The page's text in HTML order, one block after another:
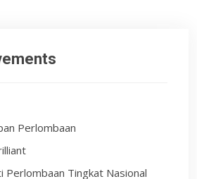
Perlombaan
Perlombaan Tingkat Nasional